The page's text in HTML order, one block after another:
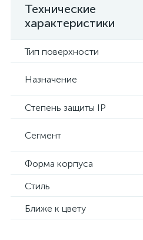
Технические
характеристики
Тип поверхности
Назначение
Степень защиты IP
Сегмент
Форма корпуса
Стиль
Ближе к цвету